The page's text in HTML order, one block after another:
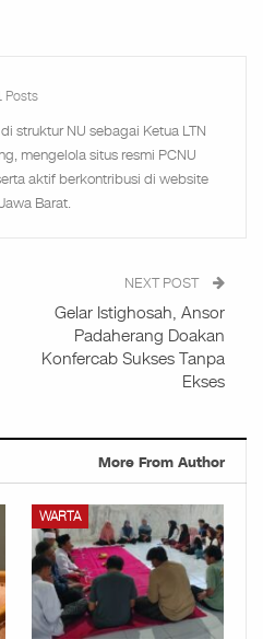
Posts
struktur NU sebagai Ketua LTN
mengelola situs resmi PCNU
aktif berkontribusi di website
Barat.
NEXT POST
Gelar Istighosah, Ansor
Padaherang Doakan
Konfercab Sukses Tanpa
Ekses
More From Author
WARTA